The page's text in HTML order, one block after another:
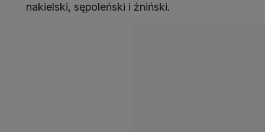
nakielski, sępoleński i żniński.